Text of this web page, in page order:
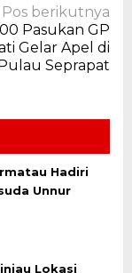
Pos berikutnya
Pasukan GP
Gelar Apel di
Pulau Seprapat
Hadiri
Unnur
Lokasi